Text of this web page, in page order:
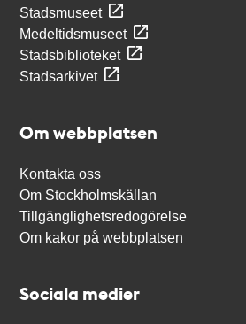
Stadsmuseet
Medeltidsmuseet
Stadsbiblioteket
Stadsarkivet
Om webbplatsen
Kontakta oss
Om Stockholmskällan
Tillgänglighetsredogörelse
Om kakor på webbplatsen
Sociala medier